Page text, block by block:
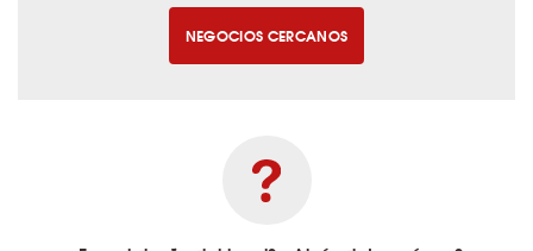
NEGOCIOS CERCANOS